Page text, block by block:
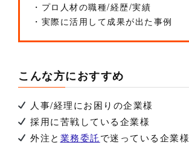
・プロ人材の職種/経歴/実績
・実際に活用して成果が出た事例
こんな方におすすめ
人事/経理にお困りの企業様
採用に苦戦している企業様
外注と 業務委託で迷っている企業様